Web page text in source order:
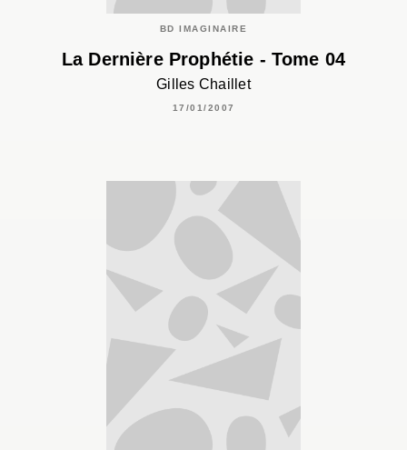
BD IMAGINAIRE
La Dernière Prophétie - Tome 04
Gilles Chaillet
17/01/2007